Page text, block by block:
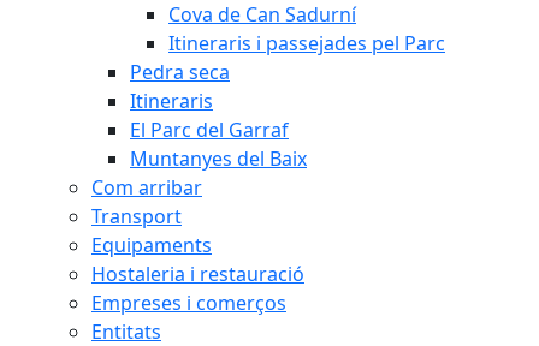
Cova de Can Sadurní
Itineraris i passejades pel Parc
Pedra seca
Itineraris
El Parc del Garraf
Muntanyes del Baix
Com arribar
Transport
Equipaments
Hostaleria i restauració
Empreses i comerços
Entitats